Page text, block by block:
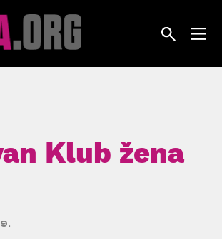
Klub žena